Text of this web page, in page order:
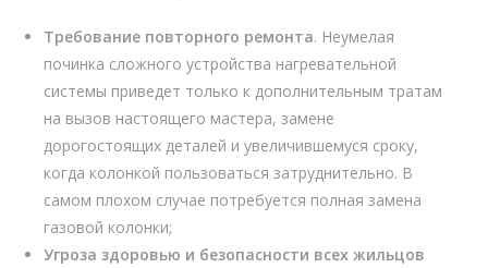
Требование повторного ремонта. Неумелая
починка сложного устройства нагревательной
системы приведет только к дополнительным тратам
на вызов настоящего мастера, замене
дорогостоящих деталей и увеличившемуся сроку,
когда колонкой пользоваться затруднительно. В
самом плохом случае потребуется полная замена
газовой колонки;
Угроза здоровью и безопасности всех жильцов